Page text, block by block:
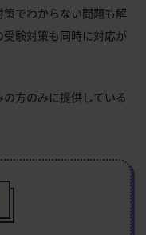
でわからない問題も解
験対策も同時に対応が
方のみに提供している